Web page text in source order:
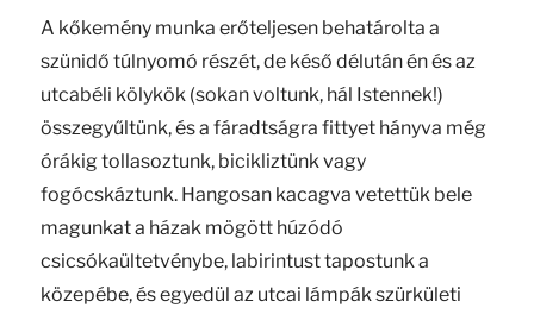
A kőkemény munka erőteljesen behatárolta a
szünidő túlnyomó részét, de késő délután én és az
utcabéli kölykök (sokan voltunk, hál Istennek!)
összegyűltünk, és a fáradtságra fittyet hányva még
órákig tollasoztunk, bicikliztünk vagy
fogócskáztunk. Hangosan kacagva vetettük bele
magunkat a házak mögött húzódó
csicsókaültetvénybe, labirintust tapostunk a
közepébe, és egyedül az utcai lámpák szürkületi